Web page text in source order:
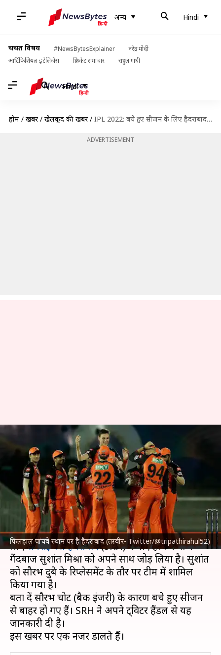
अन्य Hindi
चर्चित विषय #NewsBytesExplainer
नरेंद्र मोदी
आर्टिफिशियल इंटेलिजेंस
क्रिकेट समाचार राहुल गांधी
Hindi
होम / खबरें / खेलकूद की खबरें / IPL 2022: बचे हुए सीजन के लिए हैदराबाद ने सुशांत मिश्रा को अपने साथ जोड़ा
ADVERTISEMENT
फिलहाल पांचवे स्थान पर है हैदराबाद (तस्वीर- Twitter/@tripathirahul52)
IPL 2022: बचे हुए सीजन के लिए
हैदराबाद ने सुशांत मिश्रा को अपने
साथ जोड़ा
अंकित पसबोला May 05, 2022 11:55 am
क्या है खबर?
इंडियन प्रीमियर लीग(IPL) 2022 के बचे हुए सीजन के
लिएसनराइजर्स हैदराबाद(SRH) ने बाएं हाथ के तेज
गेंदबाज सुशांत मिश्रा को अपने साथ जोड़ लिया है। सुशांत
को सौरभ दुबे के रिप्लेसमेंट के तौर पर टीम में शामिल
किया गया है।
बता दें सौरभ चोट (बैक इंजरी) के कारण बचे हुए सीजन
से बाहर हो गए हैं। SRH ने अपने ट्विटर हैंडल से यह
जानकारी दी है।